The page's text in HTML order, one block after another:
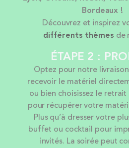
Bordeaux !
Découvrez et inspirez
différents thèmes de
ÉTAPE 2 :
Optez pour notre
recevoir le matériel
ou bien choisissez le
pour récupérer votre
Plus qu’à dresser votre
buffet ou cocktail pour
invités. La soirée peut